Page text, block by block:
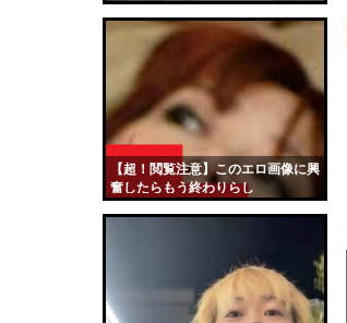
【超！閲覧注意】このエロ画像に興
奮したらもう終わりらし